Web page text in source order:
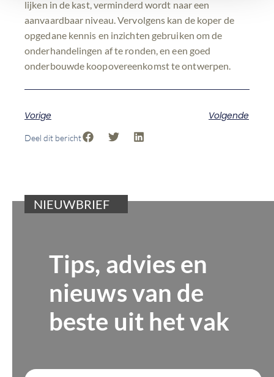
lijken in de kast, verminderd wordt naar een
aanvaardbaar niveau. Vervolgens kan de koper de
opgedane kennis en inzichten gebruiken om de
onderhandelingen af te ronden, en een goed
onderbouwde koopovereenkomst te ontwerpen.
Vorige Volgende
Deel dit bericht
NIEUWBRIEF
Tips, advies en
nieuws van de
beste uit het vak